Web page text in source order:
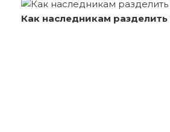
Как наследникам